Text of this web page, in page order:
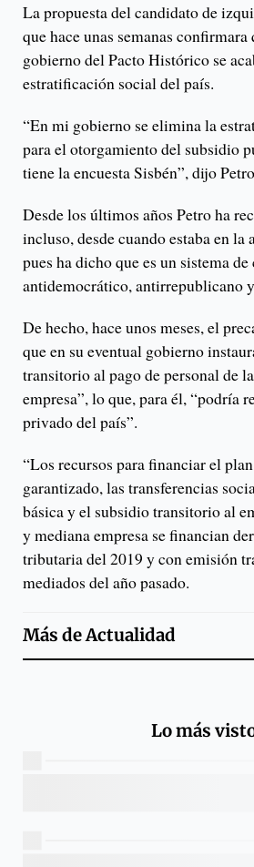
La propuesta del candidato de
que hace unas semanas confirmara
gobierno del Pacto Histórico se
estratificación social del país.
“En mi gobierno se elimina la
para el otorgamiento del subsidio
tiene la encuesta Sisbén”, dijo
Desde los últimos años Petro ha
incluso, desde cuando estaba en
pues ha dicho que es un sistema de
antidemocrático, antirrepublicano
De hecho, hace unos meses, el
que en su eventual gobierno
transitorio al pago de personal de
empresa”, lo que, para él, “podría
privado del país”.
“Los recursos para financiar el
garantizado, las transferencias
básica y el subsidio transitorio al
y mediana empresa se financian
tributaria del 2019 y con emisión
mediados del año pasado.
Más deActualidad
Lo más